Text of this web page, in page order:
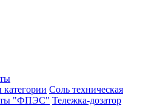
категории Соль техническая
"ФПЭС" Тележка-дозатор